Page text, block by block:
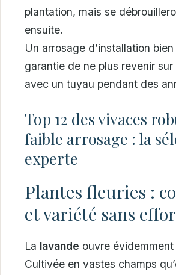
plantation, mais se
ensuite.
Un arrosage d’installation bien
garantie de ne plus revenir
avec un tuyau pendant des
Top 12 des vivaces
faible arrosage : la
experte
Plantes fleuries :
et variété sans
La lavande ouvre évidemment
Cultivée en vastes champs